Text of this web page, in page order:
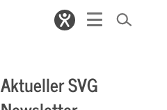
Aktueller SVG